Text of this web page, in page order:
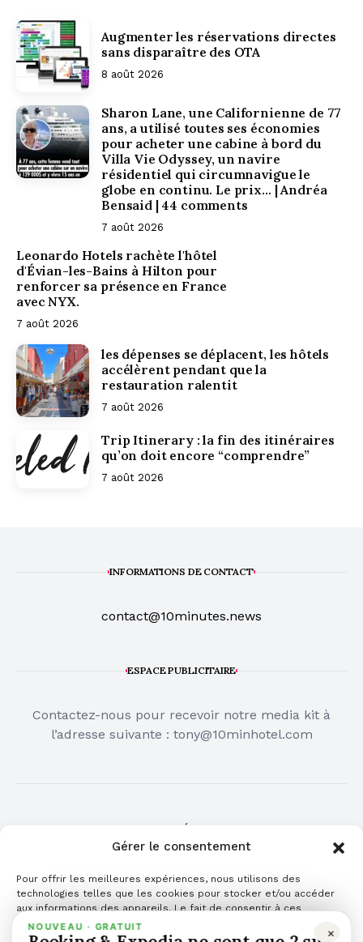
Gérer le consentement
Pour offrir les meilleures expériences, nous utilisons des
technologies telles que les cookies pour stocker et/ou accéder
aux informations des appareils. Le fait de consentir à ces
technologies nous permettra de traiter des données telles que le
comportement de navigation ou les ID uniques sur ce site. Le fait
Augmenter les réservations directes
sans disparaître des OTA
8 août 2026
Sharon Lane, une Californienne de 77
ans, a utilisé toutes ses économies
pour acheter une cabine à bord du
Villa Vie Odyssey, un navire
résidentiel qui circumnavigue le
globe en continu. Le prix… | Andréa
Bensaid | 44 comments
7 août 2026
Leonardo Hotels rachète l'hôtel
d'Évian-les-Bains à Hilton pour
renforcer sa présence en France
avec NYX.
7 août 2026
les dépenses se déplacent, les hôtels
accélèrent pendant que la
restauration ralentit
7 août 2026
Trip Itinerary : la fin des itinéraires
qu’on doit encore “comprendre”
7 août 2026
INFORMATIONS DE CONTACT
contact@10minutes.news
ESPACE PUBLICITAIRE
Contactez-nous pour recevoir notre media kit à
l’adresse suivante : tony@10minhotel.com
COMMUNIQUÉ DE PRESSE
Cliquez ici pour publier votre communiqué de
presse
×
NOUVEAU · GRATUIT